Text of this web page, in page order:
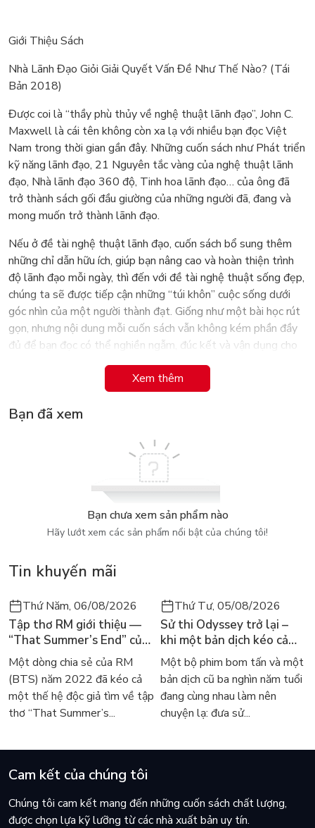
Giới Thiệu Sách
Nhà Lãnh Đạo Giỏi Giải Quyết Vấn Đề Như Thế Nào? (Tái
Bản 2018)
Được coi là “thầy phù thủy về nghệ thuật lãnh đạo”, John C.
Maxwell là cái tên không còn xa lạ với nhiều bạn đọc Việt
Nam trong thời gian gần đây. Những cuốn sách như Phát triển
kỹ năng lãnh đạo, 21 Nguyên tắc vàng của nghệ thuật lãnh
đạo, Nhà lãnh đạo 360 độ, Tinh hoa lãnh đạo… của ông đã
trở thành sách gối đầu giường của những người đã, đang và
mong muốn trở thành lãnh đạo.
Nếu ở đề tài nghệ thuật lãnh đạo, cuốn sách bổ sung thêm
những chỉ dẫn hữu ích, giúp bạn nâng cao và hoàn thiện trình
độ lãnh đạo mỗi ngày, thì đến với đề tài nghệ thuật sống đẹp,
chúng ta sẽ được tiếp cận những “túi khôn” cuộc sống dưới
góc nhìn của một người thành đạt. Giống như một bài học rút
gọn, nhưng nội dung mỗi cuốn sách vẫn không kém phần đầy
đủ để bạn đọc có thể nghiền ngẫm, đúc kết và vận dụng cho
thành công của chính mình. Với vai trò là cầu nối đưa những
cuốn sách giá trị đến với bạn đọc cả nước, chúng tôi tin tưởng
rằng tác phẩm và tư tưởng của ông sẽ giúp chúng ta hoàn
thiện và thành công hơn.
Xem thêm
Bạn đã xem
Bạn chưa xem sản phẩm nào
Hãy lướt xem các sản phẩm nổi bật của chúng tôi!
Tin khuyến mãi
Thứ Năm, 06/08/2026
Tập thơ RM giới thiệu —
“That Summer’s End” của
Lee Seong-bok ra mắt bản
tiếng Anh sau 4 năm gây
sốt
Một dòng chia sẻ của RM
(BTS) năm 2022 đã kéo cả
một thế hệ độc giả tìm về tập
thơ “That Summer’s...
Thứ Tư, 05/08/2026
Sử thi Odyssey trở lại –
khi một bản dịch kéo cả
thế giới về với văn học
kinh điển
Một bộ phim bom tấn và một
bản dịch cũ ba nghìn năm tuổi
đang cùng nhau làm nên
chuyện lạ: đưa sử...
Cam kết của chúng tôi
Chúng tôi cam kết mang đến những cuốn sách chất lượng,
được chọn lựa kỹ lưỡng từ các nhà xuất bản uy tín.